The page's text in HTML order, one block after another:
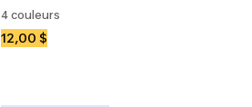
4 couleurs
12,00 $